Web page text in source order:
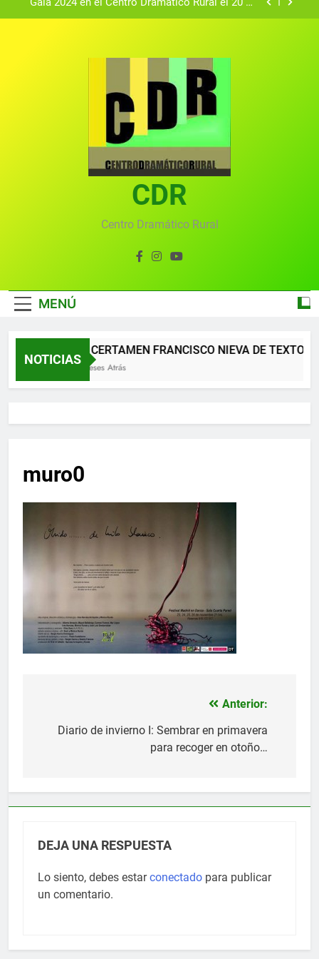
Gala 2024 en el Centro Dramático Rural el 20 de
convocado por el Centro Dramático Rural de Mira
(Cuenca)
Gala anual virtual del Centro Dramático Rural de
Gala del Centro Dramático Rural 2025
Gala 2024 en el Centro Dramático Rural el 20 de
Textos seleccionados en el VI Certamen
Francisco Nieva de piezas breves teatrales
convocado por el Centro Dramático Rural de Mira
Gala anual virtual del Centro Dramático Rural de
CDR
Centro Dramático Rural
MENÚ
NOTICIAS
XII CERTAMEN FRANCISCO NIEVA DE TEXTOS
2 Meses Atrás
muro0
Anterior:
Diario de invierno I: Sembrar en primavera
para recoger en otoño…
DEJA UNA RESPUESTA
Lo siento, debes estarconectado para publicar
un comentario.